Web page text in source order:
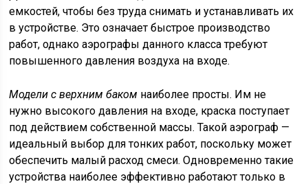
емкостей, чтобы без труда снимать и устанавливать их
в устройстве. Это означает быстрое производство
работ, однако аэрографы данного класса требуют
повышенного давления воздуха на входе.
Модели с верхним баком наиболее просты. Им не
нужно высокого давления на входе, краска поступает
под действием собственной массы. Такой аэрограф —
идеальный выбор для тонких работ, поскольку может
обеспечить малый расход смеси. Одновременно такие
устройства наиболее эффективно работают только в